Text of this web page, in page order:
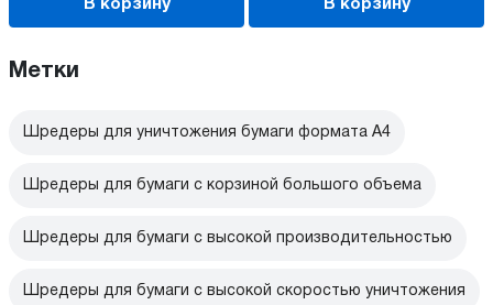
В корзину В корзину
Метки
Шредеры для уничтожения бумаги формата А4
Шредеры для бумаги с корзиной большого объема
Шредеры для бумаги с высокой производительностью
Шредеры для бумаги с высокой скоростью уничтожения